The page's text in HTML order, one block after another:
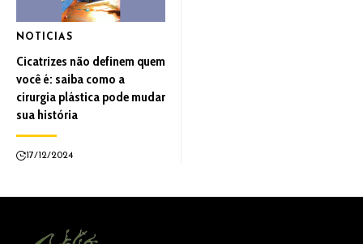
NOTICIAS
Cicatrizes não definem quem
você é: saiba como a
cirurgia plástica pode mudar
sua história
17/12/2024